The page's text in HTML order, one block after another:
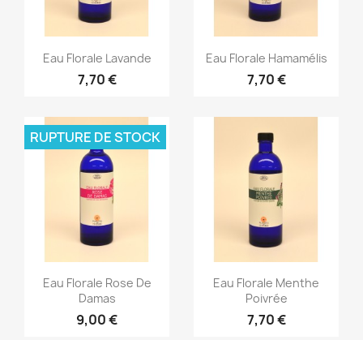
Aperçu rapide
Eau Florale Lavande
7,70 €
 Aperçu rapide
Eau Florale Hamamélis
7,70 €
Aperçu rapide
Eau Florale Rose De
Damas
9,00 €
RUPTURE DE STOCK
Aperçu rapide
Eau Florale Menthe
Poivrée
7,70 €